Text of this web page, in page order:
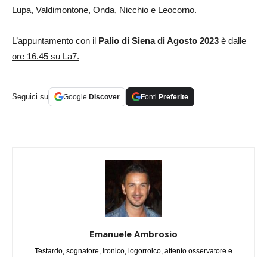
Lupa, Valdimontone, Onda, Nicchio e Leocorno.
L’appuntamento con il Palio di Siena di Agosto 2023 è dalle
ore 16.45 su La7.
Seguici su Google Discover Fonti Preferite
Emanuele Ambrosio
Testardo, sognatore, ironico, logorroico, attento osservatore e